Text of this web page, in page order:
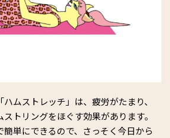
ムストレッチ」は、疲労がたまり、
トリングをほぐす効果があります。
単にできるので、さっそく今日から